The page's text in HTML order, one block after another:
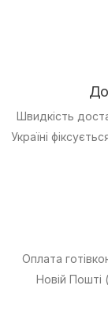
Швидкість
Україні
Оплата
Новій Пошті